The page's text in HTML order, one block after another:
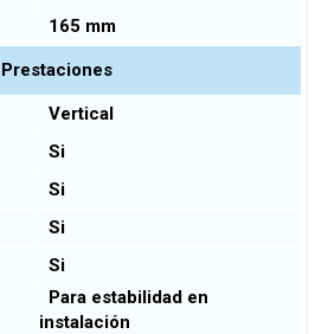
165 mm
Prestaciones
Vertical
Si
Si
Si
Si
Para estabilidad en
instalación